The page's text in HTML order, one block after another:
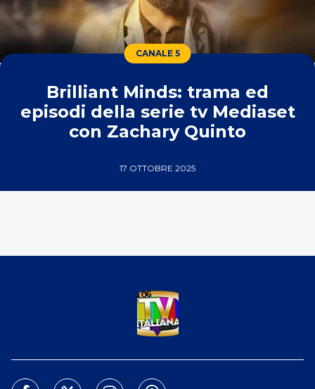
CANALE 5
Brilliant Minds: trama ed
episodi della serie tv Mediaset
con Zachary Quinto
17 OTTOBRE 2025